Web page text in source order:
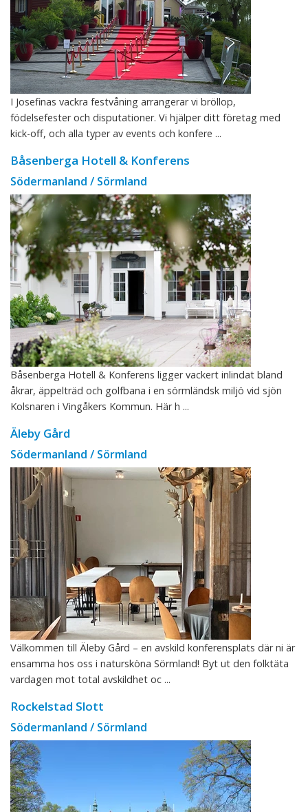
I Josefinas vackra festvåning arrangerar vi bröllop,
födelsefester och disputationer. Vi hjälper ditt företag med
kick-off, och alla typer av events och konfere ...
Båsenberga Hotell & Konferens
Södermanland / Sörmland
Båsenberga Hotell & Konferens ligger vackert inlindat bland
åkrar, äppelträd och golfbana i en sörmländsk miljö vid sjön
Kolsnaren i Vingåkers Kommun. Här h ...
Äleby Gård
Södermanland / Sörmland
Välkommen till Äleby Gård – en avskild konferensplats där ni är
ensamma hos oss i natursköna Sörmland! Byt ut den folktäta
vardagen mot total avskildhet oc ...
Rockelstad Slott
Södermanland / Sörmland